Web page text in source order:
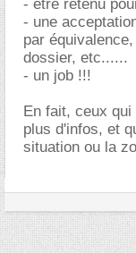
- être retenu
- une
par
dossier, etc......
- un job !!!
En fait, ceux
plus d'infos, et
situation ou la